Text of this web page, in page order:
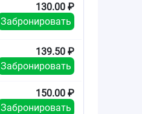
130.00 ₽
Забронировать
139.50 ₽
Забронировать
150.00 ₽
Забронировать